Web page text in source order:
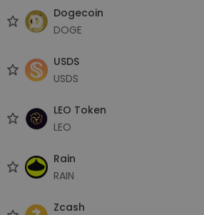
Dogecoin
DOGE
USDS
USDS
LEO Token
LEO
Rain
RAIN
Zcash